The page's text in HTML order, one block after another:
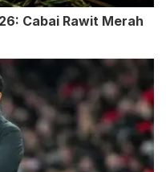
Cabai Rawit Merah